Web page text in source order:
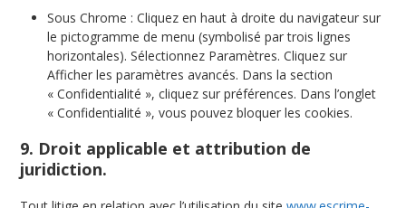
Sous Chrome : Cliquez en haut à droite du navigateur sur
le pictogramme de menu (symbolisé par trois lignes
horizontales). Sélectionnez Paramètres. Cliquez sur
Afficher les paramètres avancés. Dans la section
« Confidentialité », cliquez sur préférences. Dans l’onglet
« Confidentialité », vous pouvez bloquer les cookies.
9. Droit applicable et attribution de
juridiction.